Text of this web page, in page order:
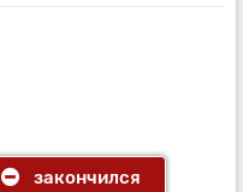
закончился